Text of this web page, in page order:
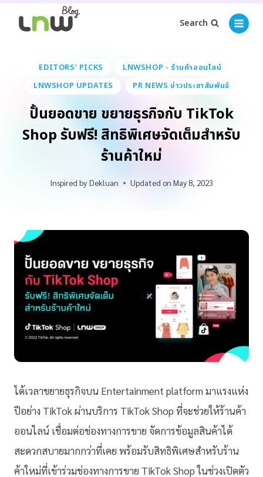
Search
EDITORS' PICKS
LNWSHOP - ร้านค้าออนไลน์
LNWSHOP UPDATES
PR NEWS ข่าวประชาสัมพันธ์
ปั้นยอดขาย ขยายธุรกิจกับ TikTok
Shop รับฟรี! สิทธิพิเศษจัดเต็มสำหรับ
ร้านค้าใหม่
Inspired by Dekluan Updated on May 8, 2023
ได้เวลาขยายธุรกิจบน Entertainment platform มาแรงแห่ง
ปีอย่าง TikTok ผ่านบริการ TikTok Shop ที่จะช่วยให้ร้านค้า
ออนไลน์ เชื่อมต่อช่องทางการขาย จัดการข้อมูลสินค้าได้
สะดวกสบายมากกว่าที่เคย พร้อมรับสิทธิพิเศษสำหรับร้าน
ค้าใหม่ที่เข้าร่วมช่องทางการขาย TikTok Shop ในช่วงเปิดตัว